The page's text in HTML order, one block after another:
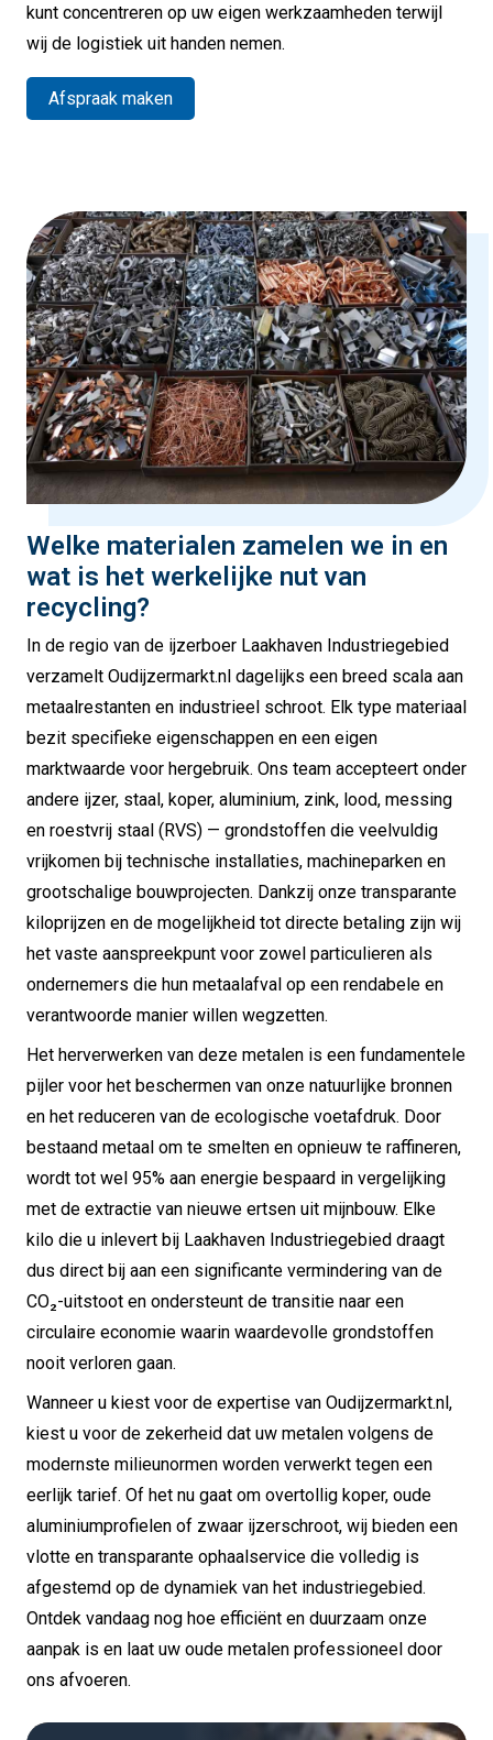
kunt concentreren op uw eigen werkzaamheden terwijl
wij de logistiek uit handen nemen.
Afspraak maken
Welke materialen zamelen we in en
wat is het werkelijke nut van
recycling?
In de regio van de ijzerboer Laakhaven Industriegebied
verzamelt Oudijzermarkt.nl dagelijks een breed scala aan
metaalrestanten en industrieel schroot. Elk type materiaal
bezit specifieke eigenschappen en een eigen
marktwaarde voor hergebruik. Ons team accepteert onder
andere ijzer, staal, koper, aluminium, zink, lood, messing
en roestvrij staal (RVS) — grondstoffen die veelvuldig
vrijkomen bij technische installaties, machineparken en
grootschalige bouwprojecten. Dankzij onze transparante
kiloprijzen en de mogelijkheid tot directe betaling zijn wij
het vaste aanspreekpunt voor zowel particulieren als
ondernemers die hun metaalafval op een rendabele en
verantwoorde manier willen wegzetten.
Het herverwerken van deze metalen is een fundamentele
pijler voor het beschermen van onze natuurlijke bronnen
en het reduceren van de ecologische voetafdruk. Door
bestaand metaal om te smelten en opnieuw te raffineren,
wordt tot wel 95% aan energie bespaard in vergelijking
met de extractie van nieuwe ertsen uit mijnbouw. Elke
kilo die u inlevert bij Laakhaven Industriegebied draagt
dus direct bij aan een significante vermindering van de
CO₂-uitstoot en ondersteunt de transitie naar een
circulaire economie waarin waardevolle grondstoffen
nooit verloren gaan.
Wanneer u kiest voor de expertise van Oudijzermarkt.nl,
kiest u voor de zekerheid dat uw metalen volgens de
modernste milieunormen worden verwerkt tegen een
eerlijk tarief. Of het nu gaat om overtollig koper, oude
aluminiumprofielen of zwaar ijzerschroot, wij bieden een
vlotte en transparante ophaalservice die volledig is
afgestemd op de dynamiek van het industriegebied.
Ontdek vandaag nog hoe efficiënt en duurzaam onze
aanpak is en laat uw oude metalen professioneel door
ons afvoeren.